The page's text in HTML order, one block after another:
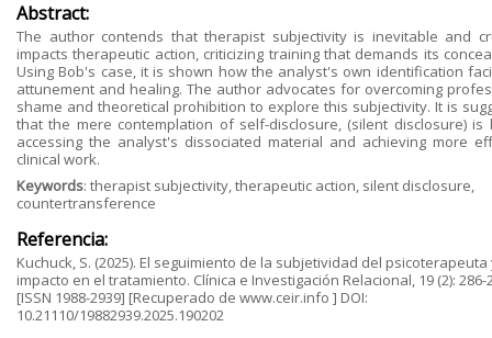
Abstract:
The author contends that therapist subjectivity is inevitable and
impacts therapeutic action, criticizing training that demands its
Using Bob's case, it is shown how the analyst's own identification
attunement and healing. The author advocates for overcoming
shame and theoretical prohibition to explore this subjectivity. It is
that the mere contemplation of self-disclosure, (silent disclosure) is
accessing the analyst's dissociated material and achieving more
clinical work.
Keywords: therapist subjectivity, therapeutic action, silent disclosure,
countertransference
Referencia:
Kuchuck, S. (2025). El seguimiento de la subjetividad del psicoterapeuta
impacto en el tratamiento. Clínica e Investigación Relacional, 19 (2): 286-
[ISSN 1988-2939] [Recuperado de www.ceir.info ] DOI:
10.21110/19882939.2025.190202